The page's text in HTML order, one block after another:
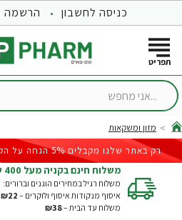
כניסה לחשבון הרשמה
...אני
home
מזון ומשקאות
רק באתר שלנו מקבלים 5% הנחה על הקנייה הבאה |
משלוח חינם בקניה מעל 400 ש"ח | דרך איפוסט עד 5 ק"ג
משלוח רגיל במחירים הוגנים וברורים:
איסוף מנקודות איסוף ולוקרים – ₪22
משלוח עד הבית –₪38